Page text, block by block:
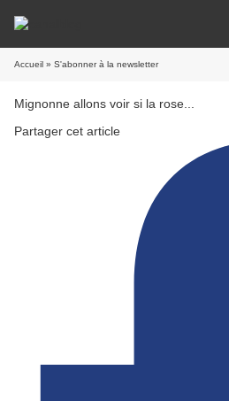
Accueil » S'abonner à la newsletter
Mignonne allons voir si la rose...
Partager cet article